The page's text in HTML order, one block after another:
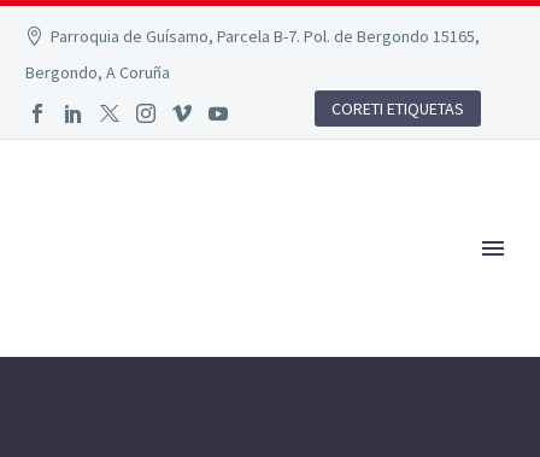
Parroquia de Guísamo, Parcela B-7. Pol. de Bergondo 15165,
Bergondo, A Coruña
CORETI ETIQUETAS